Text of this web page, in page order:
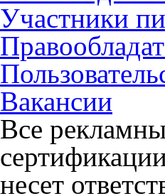
Участники
Вакансии
Все
несет